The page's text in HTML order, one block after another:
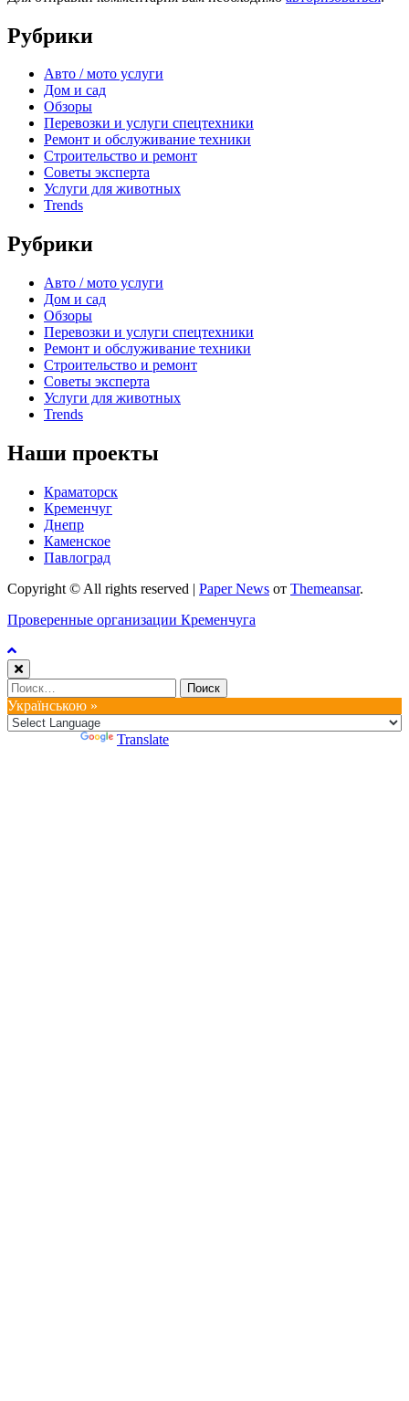
Рубрики
Авто / мото услуги
Дом и сад
Обзоры
Перевозки и услуги спецтехники
Ремонт и обслуживание техники
Строительство и ремонт
Советы эксперта
Услуги для животных
Trends
Рубрики
Авто / мото услуги
Дом и сад
Обзоры
Перевозки и услуги спецтехники
Ремонт и обслуживание техники
Строительство и ремонт
Советы эксперта
Услуги для животных
Trends
Наши проекты
Краматорск
Кременчуг
Днепр
Каменское
Павлоград
Copyright © All rights reserved | Paper News от Themeansar.
Проверенные организации Кременчуга
Найти:
Українською »
Translate